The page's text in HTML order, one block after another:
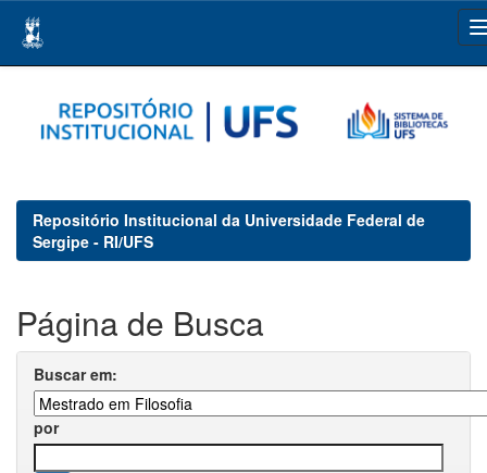
navigation
Repositório Institucional da Universidade Federal de
Sergipe - RI/UFS
Página de Busca
Buscar em:
por